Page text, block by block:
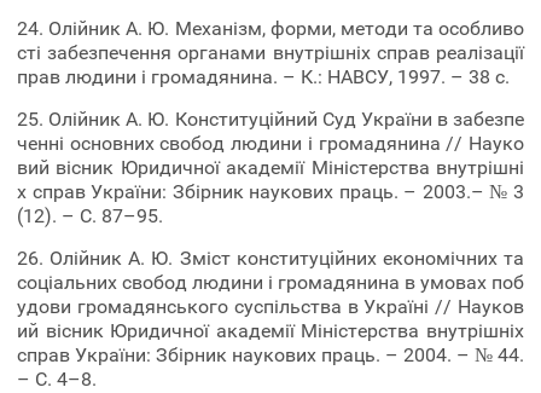
24. Олійник А. Ю. Механізм, форми, методи та особливо
сті забезпечення органами внутрішніх справ реалізації
прав людини і громадянина. – К.: НАВСУ, 1997. – 38 с.
25. Олійник А. Ю. Конституційний Суд України в забезпе
ченні основних свобод людини і громадянина // Науко
вий вісник Юридичної академії Міністерства внутрішні
х справ України: Збірник наукових праць. – 2003.– № 3
(12). – С. 87–95.
26. Олійник А. Ю. Зміст конституційних економічних та
соціальних свобод людини і громадянина в умовах поб
удови громадянського суспільства в Україні // Науков
ий вісник Юридичної академії Міністерства внутрішніх
справ України: Збірник наукових праць. – 2004. – № 44.
– С. 4–8.